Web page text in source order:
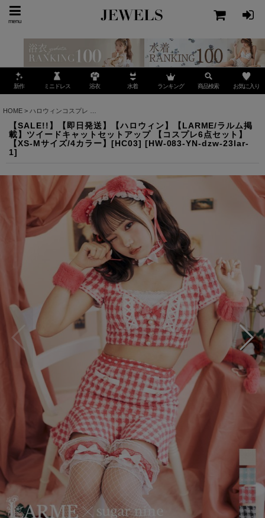
menu
新作 ミニドレス 浴衣 水着 ランキング 商品検索 お気に入り
HOME > ハロウィンコスプレ
【SALE!!】【即日発送】【ハロウィン】【LARME/ラルム掲
載】ツイードキャットセットアップ 【コスプレ6点セット】
【XS-Mサイズ/4カラー】[HC03] [HW-083-YN-dzw-23lar-
1]